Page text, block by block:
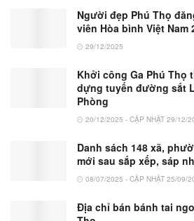
Người đẹp Phú Thọ
viên Hòa bình Việt Nam
29/12/2025
Khởi công Ga Phú Thọ
dựng tuyến đường sắt
Phòng
20/12/2025 - CẬP NHẬT 29/12/
Danh sách 148 xã,
mới sau sắp xếp, sáp
08/07/2025 - CẬP NHẬT 25/09/
Địa chỉ bán bánh tai